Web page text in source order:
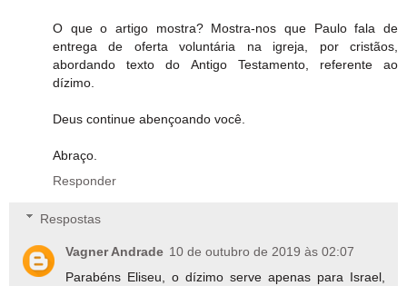
O que o artigo mostra? Mostra-nos que Paulo fala de
entrega de oferta voluntária na igreja, por cristãos,
abordando texto do Antigo Testamento, referente ao
dízimo.
Deus continue abençoando você.
Abraço.
Responder
Respostas
Vagner Andrade 10 de outubro de 2019 às 02:07
Parabéns Eliseu, o dízimo serve apenas para Israel,